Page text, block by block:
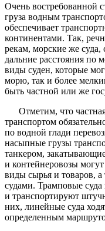
Очень востребованной
груза водным
обеспечивает
континентами. Так,
рекам, морские же суда,
дальние расстояния
виды суден, которые
морю, так и более
быть частной или же
Отметим, что
транспортом
по водной глади
насыпные грузы
танкером,
и контейнеровозы
виды сырья и товаров,
судами. Трамповые суда
и транспортируют
них, линейные суда
определенным